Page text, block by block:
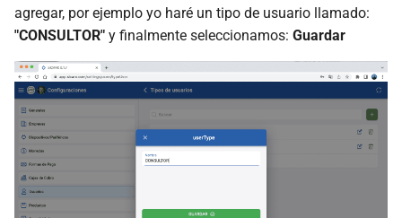
agregar, por ejemplo yo haré un tipo de usuario llamado:
"CONSULTOR" y finalmente seleccionamos: Guardar